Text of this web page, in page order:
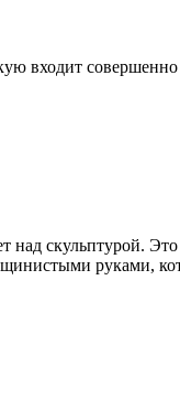
входит
над скульптурой.
руками,